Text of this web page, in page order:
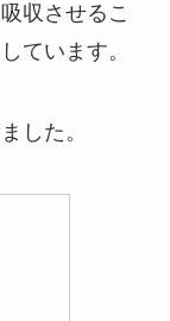
収させるこ
ています。
した。